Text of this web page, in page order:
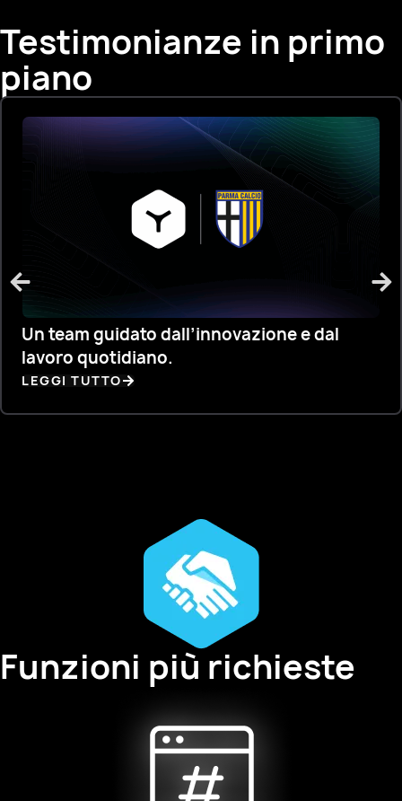
Testimonianze in primo
piano
Un team guidato dall’innovazione e dal
lavoro quotidiano.
LEGGI TUTTO
Funzioni più richieste